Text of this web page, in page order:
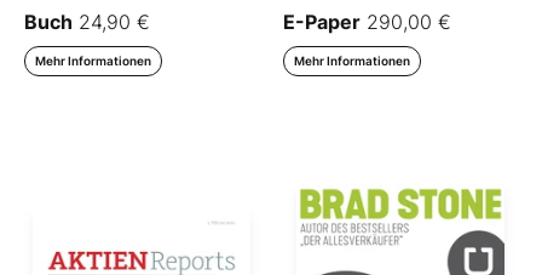
Buch 24,90 €
Mehr Informationen
Optionsschein-Spezial)
– Second Edition
E-Paper 290,00 €
Mehr Informationen